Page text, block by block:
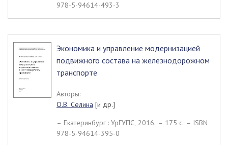
978-5-94614-493-3
Экономика и управление модернизацией
подвижного состава на железнодорожном
транспорте
Авторы:
О.В. Селина [и др.]
– Екатеринбург : УрГУПС, 2016. – 175 c. – ISBN
978-5-94614-395-0